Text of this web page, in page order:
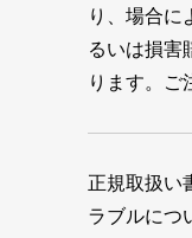
り、場合に
るいは損害
ります。ご
正規取扱い
ラブルにつ